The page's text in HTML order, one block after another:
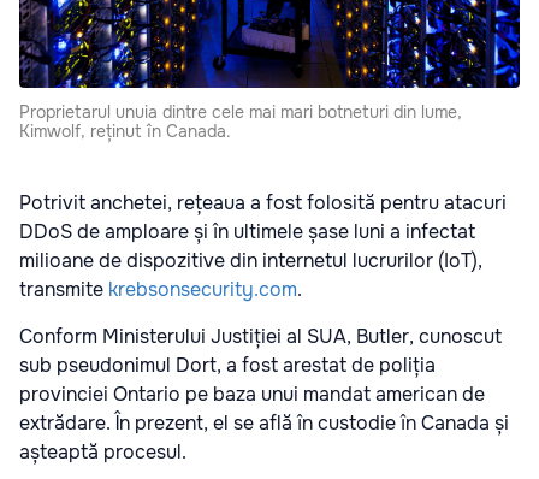
Proprietarul unuia dintre cele mai mari botneturi din lume,
Kimwolf, reținut în Canada.
Potrivit anchetei, rețeaua a fost folosită pentru atacuri
DDoS de amploare și în ultimele șase luni a infectat
milioane de dispozitive din internetul lucrurilor (IoT),
transmite krebsonsecurity.com.
Conform Ministerului Justiției al SUA, Butler, cunoscut
sub pseudonimul Dort, a fost arestat de poliția
provinciei Ontario pe baza unui mandat american de
extrădare. În prezent, el se află în custodie în Canada și
așteaptă procesul.